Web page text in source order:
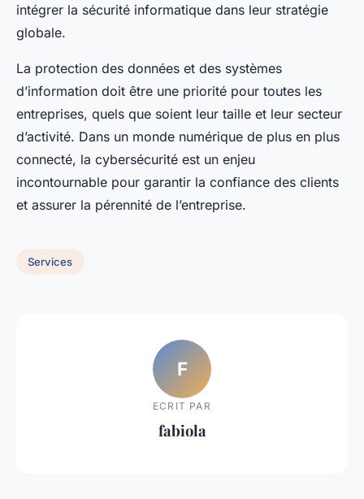
intégrer la sécurité informatique dans leur stratégie
globale.
La protection des données et des systèmes
d’information doit être une priorité pour toutes les
entreprises, quels que soient leur taille et leur secteur
d’activité. Dans un monde numérique de plus en plus
connecté, la cybersécurité est un enjeu
incontournable pour garantir la confiance des clients
et assurer la pérennité de l’entreprise.
Services
F
ECRIT PAR
fabiola